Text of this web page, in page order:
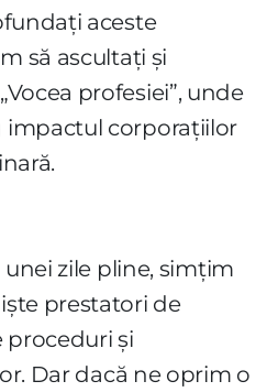
aceste
să ascultați și
profesiei”, unde
impactul corporațiilor
zile pline, simțim
prestatori de
proceduri și
Dar dacă ne oprim o